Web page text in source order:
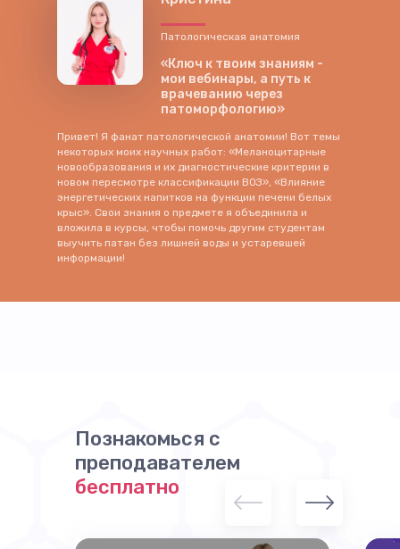
Патологическая анатомия
«Ключ к твоим знаниям -
мои вебинары, а путь к
врачеванию через
патоморфологию»
Привет! Я фанат патологической анатомии! Вот темы
некоторых моих научных работ: «Меланоцитарные
новообразования и их диагностические критерии в
новом пересмотре классификации ВОЗ», «Влияние
энергетических напитков на функции печени белых
крыс». Свои знания о предмете я объединила и
вложила в курсы, чтобы помочь другим студентам
выучить патан без лишней воды и устаревшей
информации!
Познакомься с
преподавателем
бесплатно